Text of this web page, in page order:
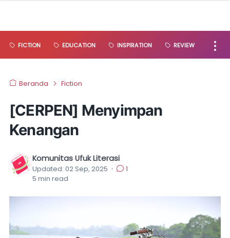
FICTION EDUCATION INSPIRATION REVIEW
Beranda Fiction
[CERPEN] Menyimpan
Kenangan
Komunitas Ufuk Literasi
Updated: 02 Sep, 2025 •
1
5 min read